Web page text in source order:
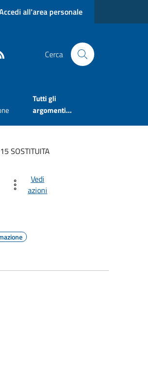
all'area personale
Cerca
Tutti gli
argomenti...
SOSTITUITA
Vedi
azioni